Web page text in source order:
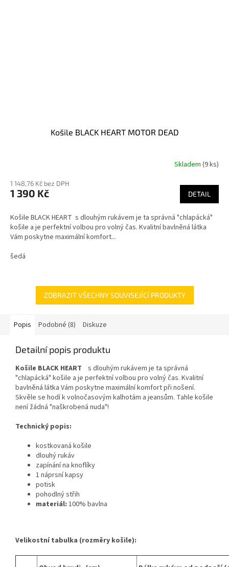
Košile BLACK HEART MOTOR DEAD
Skladem (9 ks)
1 148,76 Kč bez DPH
1 390 Kč DETAIL
Košile BLACK HEART s dlouhým rukávem je ta správná "chlapácká"
košile a je perfektní volbou pro volný čas. Kvalitní bavlněná látka
Vám poskytne maximální komfort...
šedá
ZOBRAZIT VŠECHNY SOUVISEJÍCÍ PRODUKTY
Popis Podobné (8) Diskuze
Detailní popis produktu
Košile BLACK HEART s dlouhým rukávem je ta správná
"chlapácká" košile a je perfektní volbou pro volný čas. Kvalitní
bavlněná látka Vám poskytne maximální komfort při nošení.
Skvěle se hodí k volnočasovým kalhotám a jeansům. Tahle košile
není žádná "naškrobená nuda"!
Technický popis:
kostkovaná košile
dlouhý rukáv
zapínání na knoflíky
1 náprsní kapsy
potisk
pohodlný střih
materiál: 100% bavlna
Velikostní tabulka (rozměry košile):